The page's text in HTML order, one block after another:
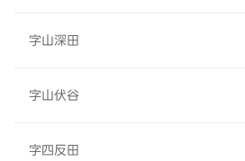
字山深田
字山伏谷
字四反田